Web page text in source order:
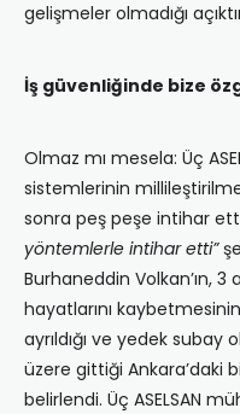
gelişmeler olmadığı
İş güvenliğinde bize
Olmaz mı mesela: Üç
sistemlerinin
sonra peş peşe intihar
yöntemlerle intihar etti”
Burhaneddin Volkan’ın, 3
hayatlarını
ayrıldığı ve yedek
üzere gittiği Ankara’daki
belirlendi. Üç ASELSAN